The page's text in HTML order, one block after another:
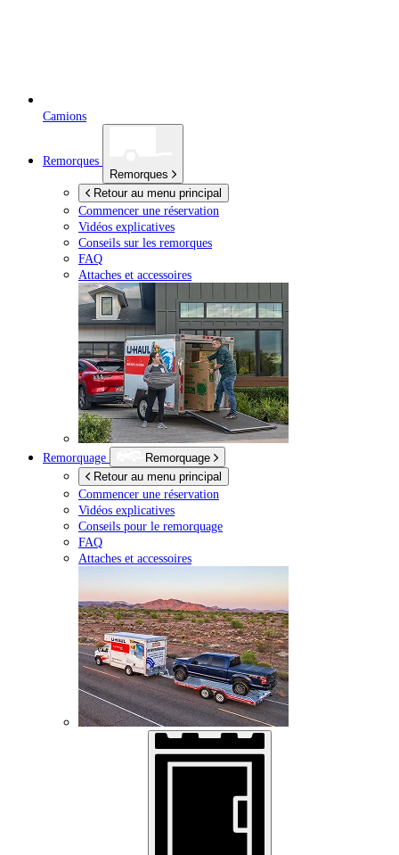
Camions
Remorques
Remorques
Retour au menu principal
Commencer une réservation
Vidéos explicatives
Conseils sur les remorques
FAQ
Attaches et accessoires
Remorquage
Remorquage
Retour au menu principal
Commencer une réservation
Vidéos explicatives
Conseils pour le remorquage
FAQ
Attaches et accessoires